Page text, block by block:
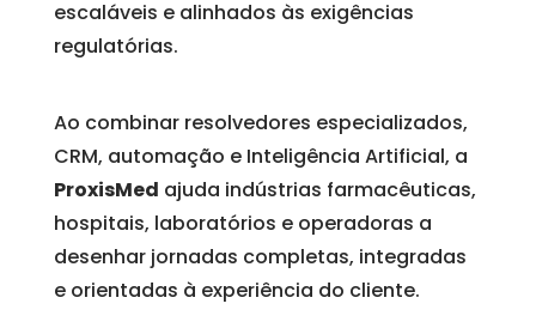
escaláveis e alinhados às exigências
regulatórias.
Ao combinar resolvedores especializados,
CRM, automação e Inteligência Artificial, a
ProxisMed ajuda indústrias farmacêuticas,
hospitais, laboratórios e operadoras a
desenhar jornadas completas, integradas
e orientadas à experiência do cliente.